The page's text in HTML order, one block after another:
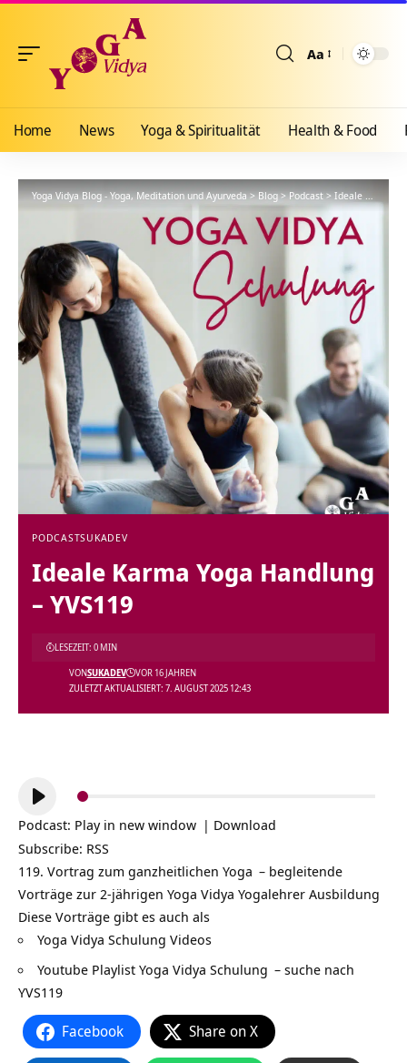
Aa
Home News Yoga & Spiritualität Health & Food
Yoga Vidya Blog - Yoga, Meditation und Ayurveda>Blog>Podcast>Ideale Karma Yoga Handlung – YVS119
PODCASTSUKADEV
Ideale Karma Yoga Handlung
– YVS119
ZULETZT AKTUALISIERT: 7. AUGUST 2025 12:43
VONSUKADEV VOR 16 JAHREN
LESEZEIT: 0 MIN
Audio-
Player
Podcast: Play in new window | Download
Subscribe: RSS
119. Vortrag zum ganzheitlichen Yoga – begleitende
Vorträge zur 2-jährigen Yoga Vidya Yogalehrer Ausbildung
Diese Vorträge gibt es auch als
Yoga Vidya Schulung Videos
Youtube Playlist Yoga Vidya Schulung – suche nach
YVS119
Facebook Share on X